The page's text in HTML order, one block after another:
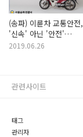
(송파) 이륜차 교통안전,
'신속' 아닌 '안전'
문화로!!
2019.06.26
태그
관리자
관련사이트